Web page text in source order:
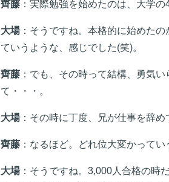
齊藤 ：実際勉強を始めたのは、大学の
大場：そうですね。本格的に始めた
ていうような、感じでした(笑)。
齊藤 ：でも、その時って結構、勇気
て・・・。
大場：その時に丁度、兄が仕事を辞め
齊藤 ：なるほど。どれ位大変かってい
大場：そうですね。3,000人合格の時